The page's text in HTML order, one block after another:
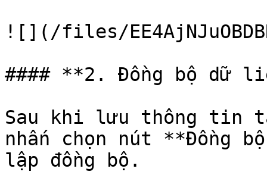
![](/files/
#### **2. Đồng bộ dữ
Sau khi lưu thông tin
nhấn chọn nút **Đồng
lập đồng bộ.